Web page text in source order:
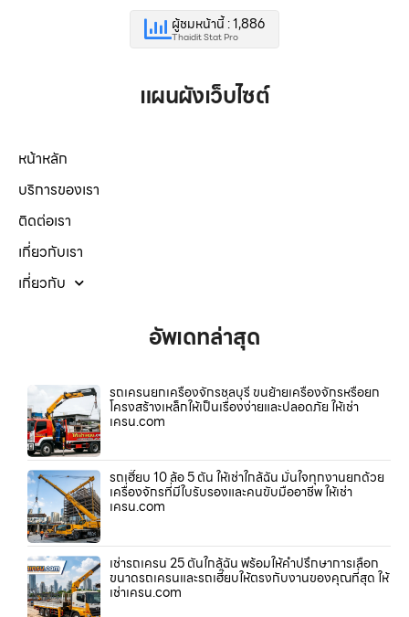
ผู้ชมหน้านี้ : 1,886
Thaidit Stat Pro
แผนผังเว็บไซต์
หน้าหลัก
บริการของเรา
ติดต่อเรา
เกี่ยวกับเรา
เกี่ยวกับ
อัพเดทล่าสุด
รถเครนยกเครื่องจักรชลบุรี ขนย้ายเครื่องจักรหรือยก
โครงสร้างเหล็กให้เป็นเรื่องง่ายและปลอดภัย ให้เช่า
เครน.com
รถเฮี๊ยบ 10 ล้อ 5 ตัน ให้เช่าใกล้ฉัน มั่นใจทุกงานยกด้วย
เครื่องจักรที่มีใบรับรองและคนขับมืออาชีพ ให้เช่า
เครน.com
เช่ารถเครน 25 ตันใกล้ฉัน พร้อมให้คำปรึกษาการเลือก
ขนาดรถเครนและรถเฮี๊ยบให้ตรงกับงานของคุณที่สุด ให้
เช่าเครน.com